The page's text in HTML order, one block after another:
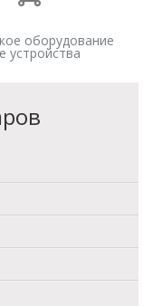
оборудование
устройства